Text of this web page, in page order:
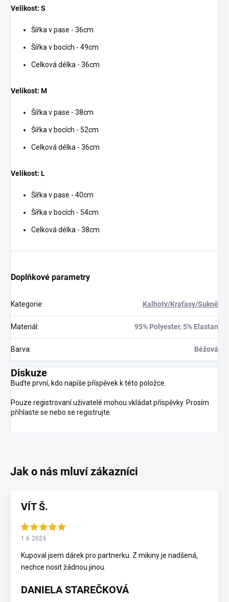
Velikost: S
Šířka v pase - 36cm
Šířka v bocích - 49cm
Celková délka - 36cm
Velikost: M
Šířka v pase - 38cm
Šířka v bocích - 52cm
Celková délka - 36cm
Velikost: L
Šířka v pase - 40cm
Šířka v bocích - 54cm
Celková délka - 38cm
Doplňkové parametry
Kategorie: Kalhoty/Kraťasy/Sukně
Materiál : 95% Polyester, 5% Elastan
Barva: Béžová
Diskuze
Buďte první, kdo napíše příspěvek k této položce.
Pouze registrovaní uživatelé mohou vkládat příspěvky. Prosím
přihlaste se nebo se registrujte
VÍT Š.
1.6.2026
Kupoval jsem dárek pro partnerku. Z mikiny je nadšená,
nechce nosit žádnou jinou.
DANIELA STAREČKOVÁ